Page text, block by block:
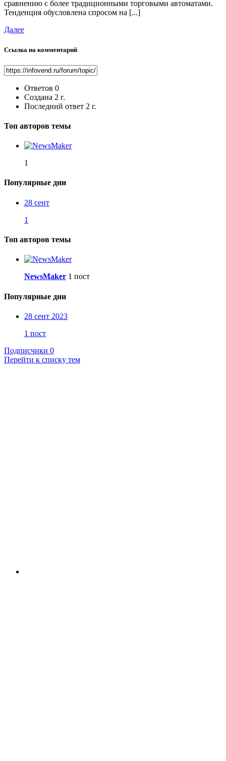
сравнению с более традиционными торговыми автоматами.
Тенденция обусловлена ​​спросом на [...]
Далее
Ссылка на комментарий
Ответов 0
Создана 2 г.
Последний ответ 2 г.
Топ авторов темы
1
Популярные дни
28 сент
1
Топ авторов темы
NewsMaker 1 пост
Популярные дни
28 сент 2023
1 пост
Подписчики 0
Перейти к списку тем